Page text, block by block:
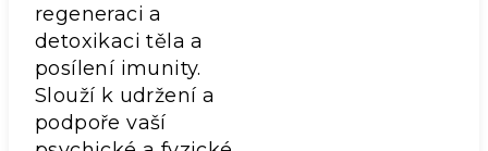
regeneraci a
detoxikaci těla a
posílení imunity.
Slouží k udržení a
podpoře vaší